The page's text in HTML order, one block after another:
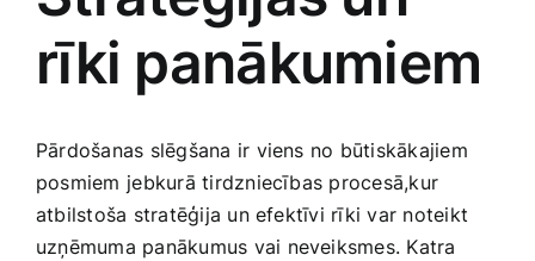
Jaunākie pārdevēji
Raksti
Grāmatas
Gudrā māja
Mājai un remontam
rīki panākumiem
Pārdošanas slēgšana ir ‍viens no ‌būtiskākajiem
posmiem⁢ jebkurā tirdzniecības procesā,kur
atbilstoša stratēģija un efektīvi rīki var noteikt
uzņēmuma panākumus vai neveiksmes. Katra